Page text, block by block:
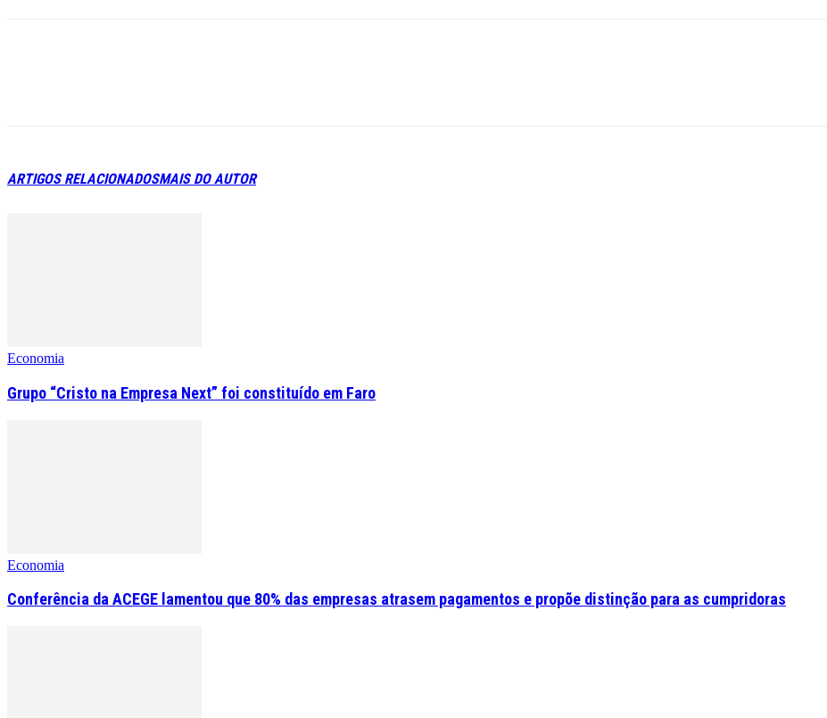
ARTIGOS RELACIONADOSMAIS DO AUTOR
Economia
Grupo “Cristo na Empresa Next” foi constituído em Faro
Economia
Conferência da ACEGE lamentou que 80% das empresas atrasem pagamentos e propõe distinção para as cumpridoras